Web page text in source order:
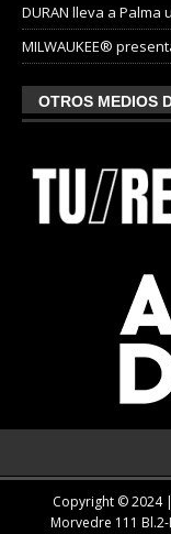
DURAN lleva a
MILWAUKEE®
OTROS MEDIOS
Copyright © 2024
Morvedre 111